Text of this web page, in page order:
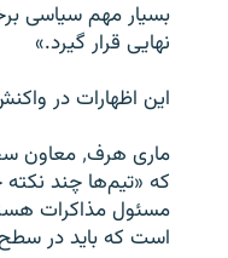
نهایی قرار گیرد.»
این اظهارات در
مسئول مذاکرات هسته‌ای
است که باید در